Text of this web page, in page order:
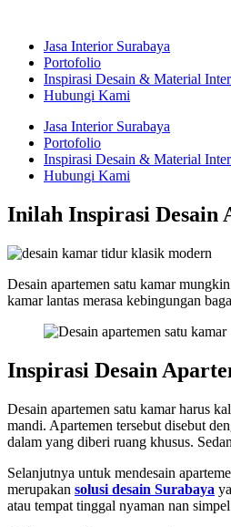
contentJasa Interior Surabaya
Portofolio
Inspirasi Desain & Material
Hubungi Kami
Jasa Interior Surabaya
Portofolio
Inspirasi Desain & Material
Hubungi Kami
Inilah Inspirasi Desain
Desain apartemen satu kamar
kamar lantas merasa kebingungan
Inspirasi Desain
Desain apartemen satu kamar harus
mandi. Apartemen tersebut disebut
dalam yang diberi ruang khusus.
Selanjutnya untuk mendesain
merupakan solusi desain Surabaya
atau tempat tinggal nyaman nan